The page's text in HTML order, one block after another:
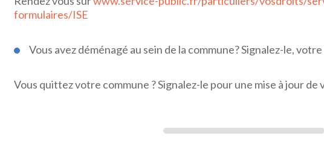
formulaires/ISE
Vous avez déménagé au sein de la commune? Signalez-le,
Vous quittez votre commune ? Signalez-le pour une mise à jour